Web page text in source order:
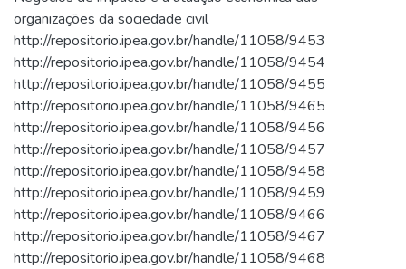
organizações da sociedade civil
http://repositorio.ipea.gov.br/handle/11058/9453
http://repositorio.ipea.gov.br/handle/11058/9454
http://repositorio.ipea.gov.br/handle/11058/9455
http://repositorio.ipea.gov.br/handle/11058/9465
http://repositorio.ipea.gov.br/handle/11058/9456
http://repositorio.ipea.gov.br/handle/11058/9457
http://repositorio.ipea.gov.br/handle/11058/9458
http://repositorio.ipea.gov.br/handle/11058/9459
http://repositorio.ipea.gov.br/handle/11058/9466
http://repositorio.ipea.gov.br/handle/11058/9467
http://repositorio.ipea.gov.br/handle/11058/9468